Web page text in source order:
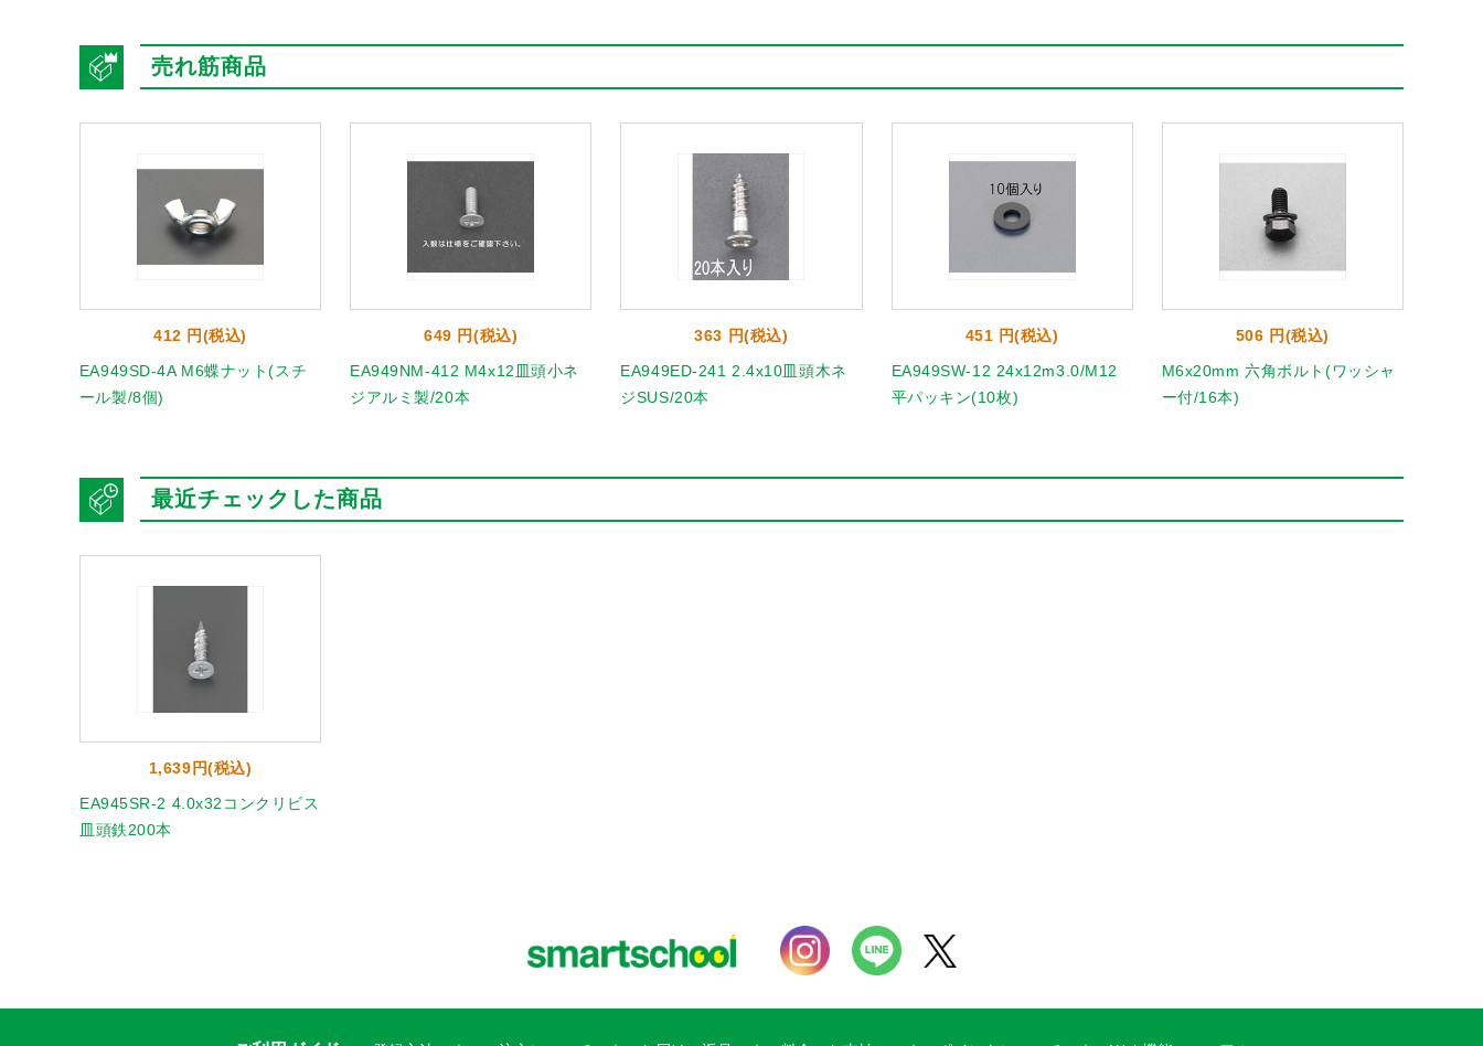
売れ筋商品
412 円(税込)
EA949SD-4A M6蝶ナット(スチ
ール製/8個)
649 円(税込)
EA949NM-412 M4x12皿頭小ネ
ジアルミ製/20本
363 円(税込)
EA949ED-241 2.4x10皿頭木ネ
ジSUS/20本
451 円(税込)
EA949SW-12 24x12m3.0/M12
平パッキン(10枚)
506 円(税込)
M6x20mm 六角ボルト(ワッシャ
ー付/16本)
最近チェックした商品
1,639円(税込)
EA945SR-2 4.0x32コンクリビス
皿頭鉄200本